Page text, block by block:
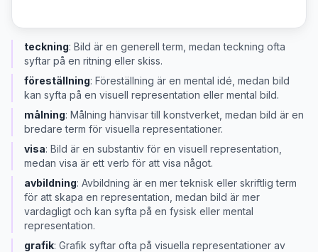
teckning: Bild är en generell term, medan teckning ofta
syftar på en ritning eller skiss.
föreställning: Föreställning är en mental idé, medan bild
kan syfta på en visuell representation eller mental bild.
målning: Målning hänvisar till konstverket, medan bild är en
bredare term för visuella representationer.
visa: Bild är en substantiv för en visuell representation,
medan visa är ett verb för att visa något.
avbildning: Avbildning är en mer teknisk eller skriftlig term
för att skapa en representation, medan bild är mer
vardagligt och kan syfta på en fysisk eller mental
representation.
grafik: Grafik syftar ofta på visuella representationer av